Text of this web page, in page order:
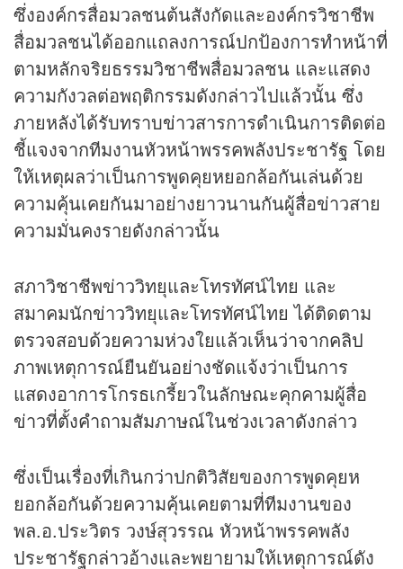
ซึ่งองค์กรสื่อมวลชนต้นสังกัดและองค์กรวิชาชีพ
สื่อมวลชนได้ออกแถลงการณ์ปกป้องการทำหน้าที่
ตามหลักจริยธรรมวิชาชีพสื่อมวลชน และแสดง
ความกังวลต่อพฤติกรรมดังกล่าวไปแล้วนั้น ซึ่ง
ภายหลังได้รับทราบข่าวสารการดำเนินการติดต่อ
ชี้แจงจากทีมงานหัวหน้าพรรคพลังประชารัฐ โดย
ให้เหตุผลว่าเป็นการพูดคุยหยอกล้อกันเล่นด้วย
ความคุ้นเคยกันมาอย่างยาวนานกันผู้สื่อข่าวสาย
ความมั่นคงรายดังกล่าวนั้น
สภาวิชาชีพข่าววิทยุและโทรทัศน์ไทย และ
สมาคมนักข่าววิทยุและโทรทัศน์ไทย ได้ติดตาม
ตรวจสอบด้วยความห่วงใยแล้วเห็นว่าจากคลิป
ภาพเหตุการณ์ยืนยันอย่างชัดแจ้งว่าเป็นการ
แสดงอาการโกรธเกรี้ยวในลักษณะคุกคามผู้สื่อ
ข่าวที่ตั้งคำถามสัมภาษณ์ในช่วงเวลาดังกล่าว
ซึ่งเป็นเรื่องที่เกินกว่าปกติวิสัยของการพูดคุยห
ยอกล้อกันด้วยความคุ้นเคยตามที่ทีมงานของ
พล.อ.ประวิตร วงษ์สุวรรณ หัวหน้าพรรคพลัง
ประชารัฐกล่าวอ้างและพยายามให้เหตุการณ์ดัง